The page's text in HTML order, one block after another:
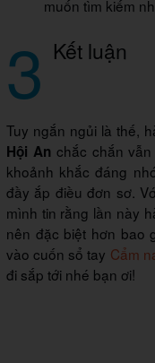
muốn tìm kiếm
3 Kết luận
Tuy ngắn ngủi là thế,
Hội An chắc chắn
khoảnh khắc đáng
đầy ắp điều đơn sơ.
mình tin rằng lần này
nên đặc biệt hơn bao
vào cuốn sổ tay Cẩm
đi sắp tới nhé bạn ơi!